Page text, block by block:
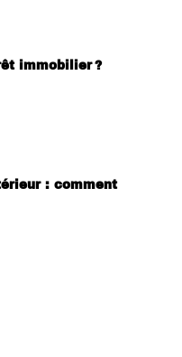
immobilier ?
: comment